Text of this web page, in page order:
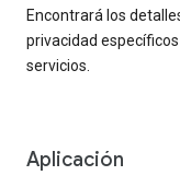
Encontrará los
privacidad
servicios.
Aplicación